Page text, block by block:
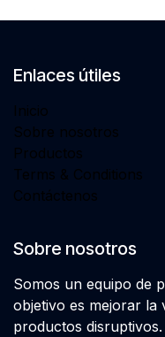
Enlaces útiles
Inicio
Sobre nosotros
Productos
Terms & Conditions
Contáctenos
Sobre nosotros
Somos un equipo de
objetivo es mejorar la
productos